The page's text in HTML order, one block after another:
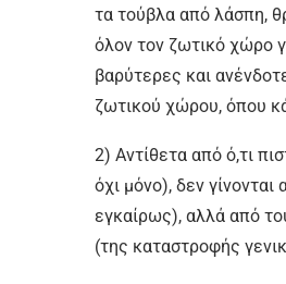
τα τούβλα από λάσπη,
όλον τον ζωτικό χώρο
βαρύτερες και
ζωτικού χώρου, όπου
2) Αντίθετα από ό,τι
όχι μόνο), δεν
εγκαίρως), αλλά από
(της καταστροφής